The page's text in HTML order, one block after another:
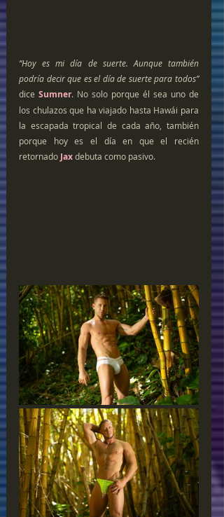
“Hoy es mi día de suerte. Aunque también
podría decir que es el día de suerte para todos”
dice Sumner. No solo porque él sea uno de
los chulazos que ha viajado hasta Hawái para
la escapada tropical de cada año, también
porque hoy es el día en que el recién
retornado Jax debuta como pasivo.